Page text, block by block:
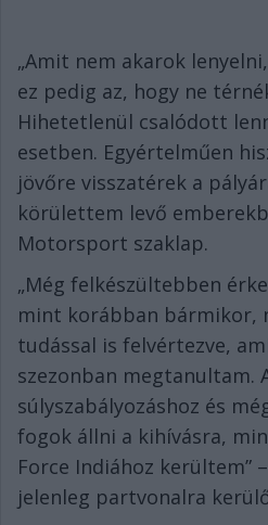
„Amit nem akarok
ez pedig az, hogy ne
Hihetetlenül csalódott
esetben. Egyértelműen
jövőre visszatérek a
körülettem levő
Motorsport szaklap.
„Még felkészültebben
mint korábban bármikor,
tudással is felvértezve,
szezonban megtanultam.
súlyszabályozáshoz és
fogok állni a kihívásra,
Force Indiához kerültem”
jelenleg partvonalra